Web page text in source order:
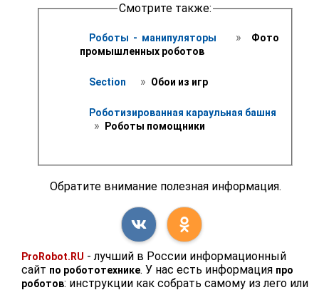
Смотрите также:
Роботы - манипуляторы »
Фото
промышленных роботов
Section » Обои из игр
Роботизированная караульная башня
» Роботы помощники
Обратите внимание полезная информация.
ProRobot.RU - лучший в России информационный
сайт по робототехнике. У нас есть информация про
роботов: инструкции как собрать самому из лего или